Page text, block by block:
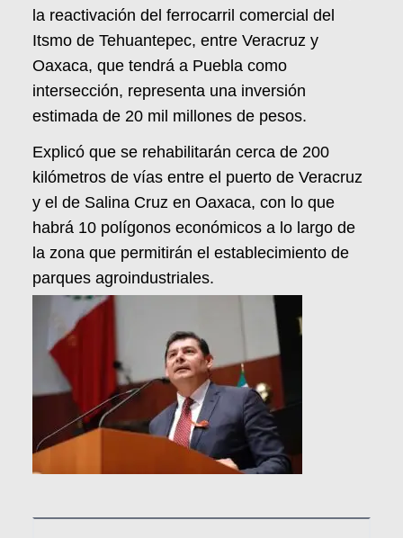
la reactivación del ferrocarril comercial del
Itsmo de Tehuantepec, entre Veracruz y
Oaxaca, que tendrá a Puebla como
intersección, representa una inversión
estimada de 20 mil millones de pesos.
Explicó que se rehabilitarán cerca de 200
kilómetros de vías entre el puerto de Veracruz
y el de Salina Cruz en Oaxaca, con lo que
habrá 10 polígonos económicos a lo largo de
la zona que permitirán el establecimiento de
parques agroindustriales.